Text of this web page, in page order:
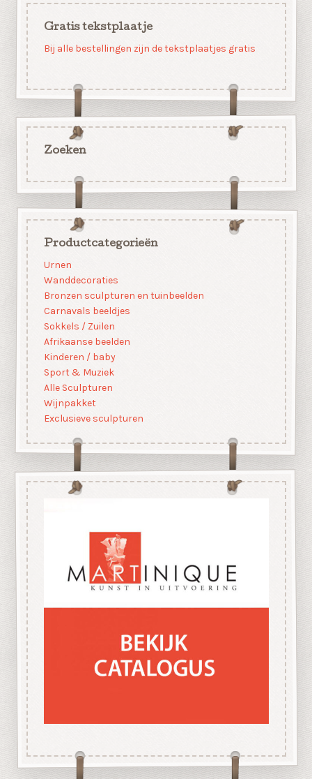
Gratis tekstplaatje
Bij alle bestellingen zijn de tekstplaatjes gratis
Zoeken
Productcategorieën
Urnen
Wanddecoraties
Bronzen sculpturen en tuinbeelden
Carnavals beeldjes
Sokkels / Zuilen
Afrikaanse beelden
Kinderen / baby
Sport & Muziek
Alle Sculpturen
Wijnpakket
Exclusieve sculpturen